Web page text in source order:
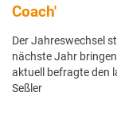
Coach'
Der Jahreswechsel
nächste Jahr
aktuell befragte den
Seßler